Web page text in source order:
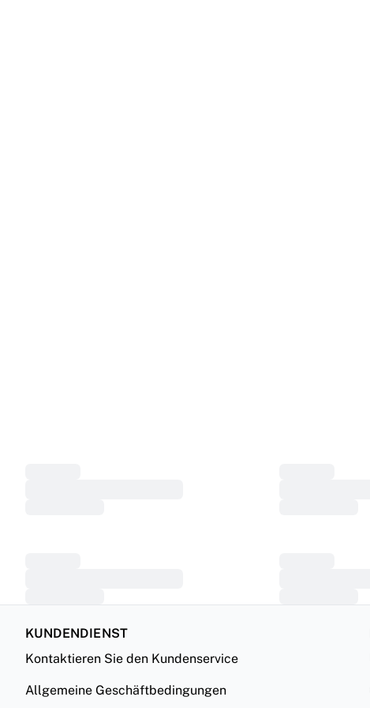
KUNDENDIENST
Kontaktieren Sie den Kundenservice
Allgemeine Geschäftbedingungen